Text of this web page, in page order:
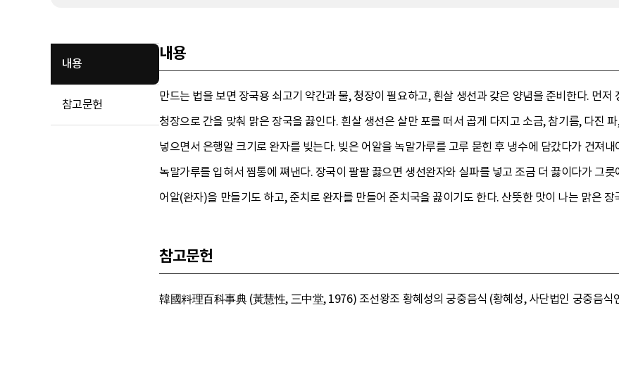
내용
참고문헌
내용
만드는 법을 보면 장국용 쇠고기 약간과 물, 청장이 필요하고, 흰살 생선과 갖은 양념을 준비한다. 먼
청장으로 간을 맞춰 맑은 장국을 끓인다. 흰살 생선은 살만 포를 떠서 곱게 다지고 소금, 참기름, 다진
넣으면서 은행알 크기로 완자를 빚는다. 빚은 어알을 녹말가루를 고루 묻힌 후 냉수에 담갔다가 건져
녹말가루를 입혀서 찜통에 쪄낸다. 장국이 팔팔 끓으면 생선완자와 실파를 넣고 조금 더 끓이다가 그
어알(완자)을 만들기도 하고, 준치로 완자를 만들어 준치국을 끓이기도 한다. 산뜻한 맛이 나는 맑은 장
참고문헌
韓國料理百科事典 (黃慧性, 三中堂, 1976) 조선왕조 황혜성의 궁중음식 (황혜성, 사단법인 궁중음식